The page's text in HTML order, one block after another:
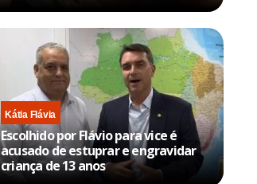
Kátia Flávia
Escolhido por Flávio para vice é
acusado de estuprar e engravidar
criança de 13 anos